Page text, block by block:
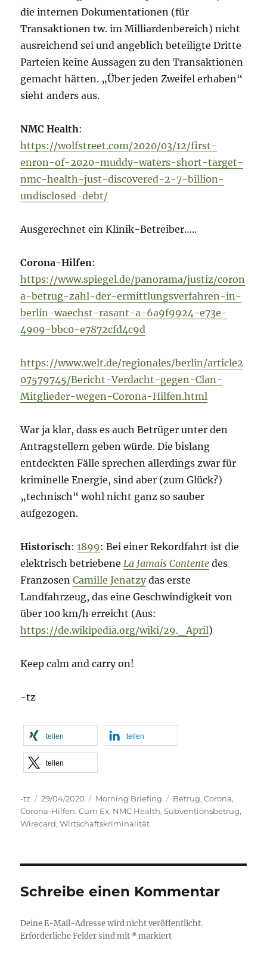
die internen Dokumentationen (für
Transaktionen tw. im Milliardenbereich) nicht
ausreichend sei und angeblich beteiligte Dritte
Parteien keine Aussagen zu den Transaktionen
gemacht hätten. „Über jeden Zweifel erhaben“
sieht anders aus.
NMC Health:
https://wolfstreet.com/2020/03/12/first-
enron-of-2020-muddy-waters-short-target-
nmc-health-just-discovered-2-7-billion-
undisclosed-debt/
Ausgerechnet ein Klinik-Betreiber…..
Corona-Hilfen:
https://www.spiegel.de/panorama/justiz/coron
a-betrug-zahl-der-ermittlungsverfahren-in-
berlin-waechst-rasant-a-6a9f9924-e73e-
4909-bbc0-e7872cfd4c9d
https://www.welt.de/regionales/berlin/article2
07579745/Bericht-Verdacht-gegen-Clan-
Mitglieder-wegen-Corona-Hilfen.html
War ja klar, dass es auch Betrüger unter den
Antragstellern geben würde. Die bislang
entdeckten Fälle sprechen allerdings zwar für
kriminelle Energie, sind aber (zum Glück?)
„technisch“ wohl nicht ganz so sauber
aufgezogen.
Historisch:1899: Bei einer Rekordfahrt ist die
elektrisch betriebene La Jamais Contente des
FranzosenCamille Jenatzydas erste
Landfahrzeug, das eine Geschwindigkeit von
über 100 km/h erreicht (Aus:
https://de.wikipedia.org/wiki/29._April)
Keep calm and carry on!
-tz
teilen teilen
teilen
Autor
-tz
Veröffentlicht
am
29/04/2020 Kategorien
Morning Briefing Schlagwörter
Betrug,Corona,
Corona-Hilfen,Cum Ex, NMC Health,Subventionsbetrug,
Wirecard,Wirtschaftskriminalität
Schreibe einen Kommentar
Deine E-Mail-Adresse wird nicht veröffentlicht.
Erforderliche Felder sind mit *markiert